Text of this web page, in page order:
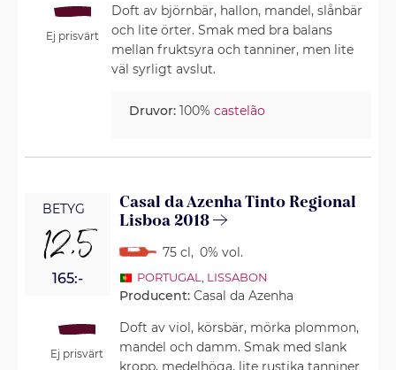
Ej prisvärt
Doft av björnbär, hallon, mandel, slånbär
och lite örter. Smak med bra balans
mellan fruktsyra och tanniner, men lite
väl syrligt avslut.
Druvor: 100%castelão
BETYG
12,5
165:-
Ej prisvärt
Casal da Azenha Tinto Regional
Lisboa 2018
75 cl, 0% vol.
PORTUGAL LISSABON
Producent:Casal da Azenha
Doft av viol, körsbär, mörka plommon,
mandel och damm. Smak med slank
kropp, medelhöga, lite rustika tanniner